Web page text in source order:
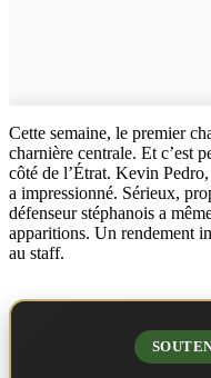
Cette semaine, le premier
charnière centrale. Et c’est
côté de l’Étrat. Kevin
a impressionné. Sérieux,
défenseur stéphanois a
apparitions. Un rendement
au staff.